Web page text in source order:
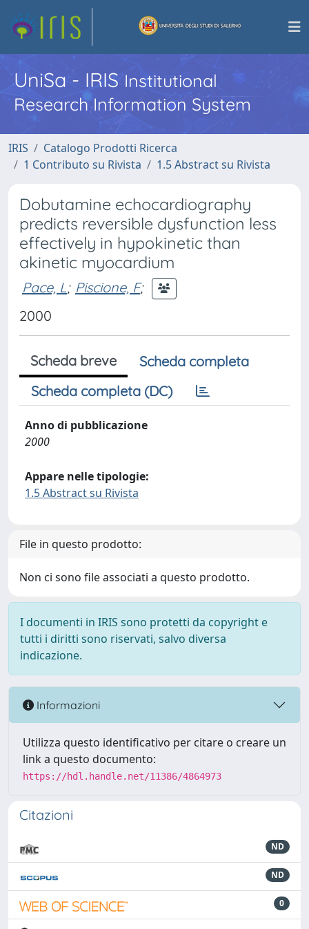
UniSa - IRISInstitutional
Research Information System
IRIS
Catalogo Prodotti Ricerca
1 Contributo su Rivista
1.5 Abstract su Rivista
Dobutamine echocardiography
predicts reversible dysfunction less
effectively in hypokinetic than
akinetic myocardium
Pace, L; Piscione, F;
2000
Scheda breve
Scheda completa
Scheda completa (DC)
Anno di pubblicazione
2000
Appare nelle tipologie:
1.5 Abstract su Rivista
File in questo prodotto:
Non ci sono file associati a questo prodotto.
I documenti in IRIS sono protetti da copyright e
tutti i diritti sono riservati, salvo diversa
indicazione.
Informazioni
Utilizza questo identificativo per citare o creare un
link a questo documento:
https://hdl.handle.net/11386/4864973
Citazioni
ND
ND
0